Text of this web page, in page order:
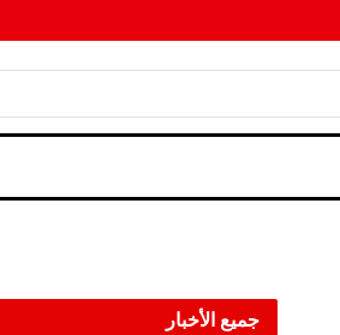
جميع الأخبار